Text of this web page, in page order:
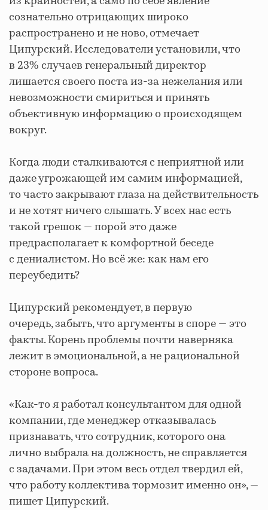
сознательно отрицающих широко
распространено и не ново, отмечает
Ципурский. Исследователи установили, что
в 23% случаев генеральный директор
лишается своего поста из-за нежелания или
невозможности смириться и принять
объективную информацию о происходящем
вокруг.
Когда люди сталкиваются с неприятной или
даже угрожающей им самим информацией,
то часто закрывают глаза на действительность
и не хотят ничего слышать. У всех нас есть
такой грешок — порой это даже
предрасполагает к комфортной беседе
с дениалистом. Но всё же: как нам его
переубедить?
Ципурский рекомендует, в первую
очередь, забыть, что аргументы в споре — это
факты. Корень проблемы почти наверняка
лежит в эмоциональной, а не рациональной
стороне вопроса.
«Как-то я работал консультантом для одной
компании, где менеджер отказывалась
признавать, что сотрудник, которого она
лично выбрала на должность, не справляется
с задачами. При этом весь отдел твердил ей,
что работу коллектива тормозит именно он», —
пишет Ципурский.